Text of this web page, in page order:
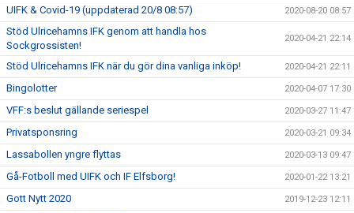
UIFK & Covid-19 (uppdaterad 20/8 08:57) 2020-08-20 08:57
Stöd Ulricehamns IFK genom att handla hos
Sockgrossisten!
2020-04-21 22:14
Stöd Ulricehamns IFK när du gör dina vanliga inköp! 2020-04-21 22:11
Bingolotter 2020-04-07 17:30
VFF:s beslut gällande seriespel 2020-03-27 11:47
Privatsponsring 2020-03-21 09:34
Lassabollen yngre flyttas 2020-03-13 09:47
Gå-Fotboll med UIFK och IF Elfsborg! 2020-01-22 13:21
Gott Nytt 2020 2019-12-23 12:11